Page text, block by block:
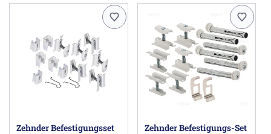
Zehnder Befestigungsset
Zehnder Befestigungs-Set